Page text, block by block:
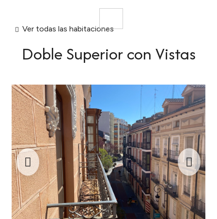
Ver todas las habitaciones
Doble Superior con Vistas